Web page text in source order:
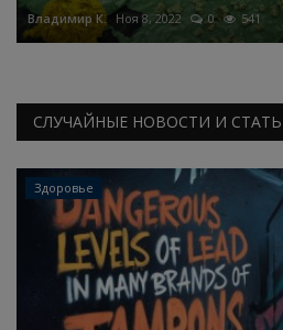
Владимир К. Ноя 8, 2022 0 541
СЛУЧАЙНЫЕ НОВОСТИ И
Здоровье